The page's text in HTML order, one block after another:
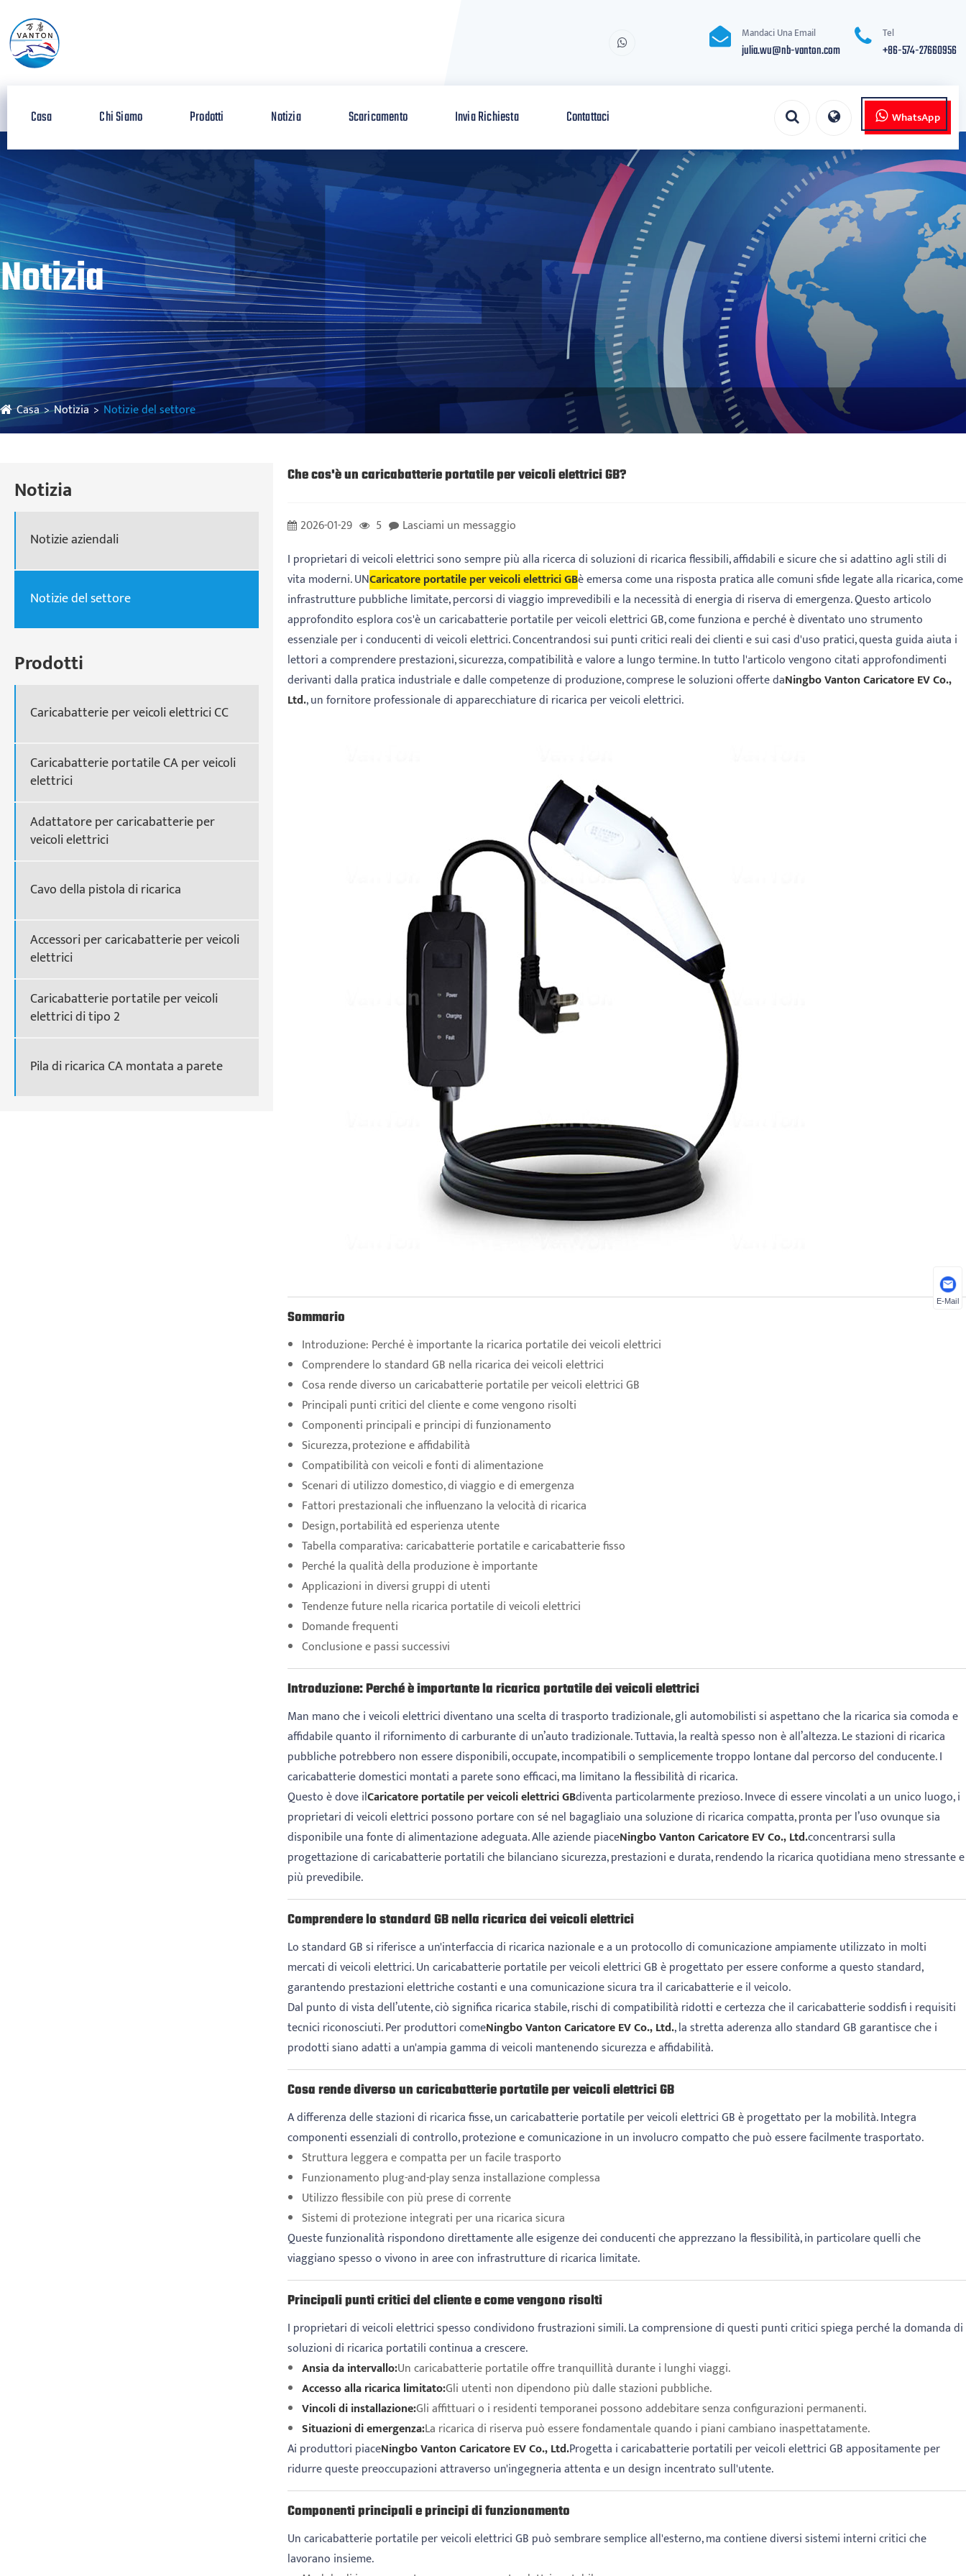
Mandaci Una Email
julia.wu@nb-vanton.com
Tel
+86-574-27660956
Casa Chi Siamo Prodotti Notizia Scaricamento Invia Richiesta Contattaci WhatsApp
Notizia
Casa Notizia Notizie del settore
Notizia
Notizie aziendali
Notizie del settore
Prodotti
Caricabatterie per veicoli elettrici CC
Caricabatterie portatile CA per veicoli
elettrici
Adattatore per caricabatterie per
veicoli elettrici
Cavo della pistola di ricarica
Accessori per caricabatterie per veicoli
elettrici
Caricabatterie portatile per veicoli
elettrici di tipo 2
Pila di ricarica CA montata a parete
Che cos'è un caricabatterie portatile per veicoli elettrici GB?
2026-01-29 5
Lasciami un messaggio
I proprietari di veicoli elettrici sono sempre più alla ricerca di soluzioni di ricarica flessibili, affidabili e sicure che si adattino agli stili di
vita moderni. UNCaricatore portatile per veicoli elettrici GBè emersa come una risposta pratica alle comuni sfide legate alla ricarica, come
infrastrutture pubbliche limitate, percorsi di viaggio imprevedibili e la necessità di energia di riserva di emergenza. Questo articolo
approfondito esplora cos'è un caricabatterie portatile per veicoli elettrici GB, come funziona e perché è diventato uno strumento
essenziale per i conducenti di veicoli elettrici. Concentrandosi sui punti critici reali dei clienti e sui casi d'uso pratici, questa guida aiuta i
lettori a comprendere prestazioni, sicurezza, compatibilità e valore a lungo termine. In tutto l'articolo vengono citati approfondimenti
derivanti dalla pratica industriale e dalle competenze di produzione, comprese le soluzioni offerte daNingbo Vanton Caricatore EV Co.,
Ltd., un fornitore professionale di apparecchiature di ricarica per veicoli elettrici.
Sommario
Introduzione: Perché è importante la ricarica portatile dei veicoli elettrici
Comprendere lo standard GB nella ricarica dei veicoli elettrici
Cosa rende diverso un caricabatterie portatile per veicoli elettrici GB
Principali punti critici del cliente e come vengono risolti
Componenti principali e principi di funzionamento
Sicurezza, protezione e affidabilità
Compatibilità con veicoli e fonti di alimentazione
Scenari di utilizzo domestico, di viaggio e di emergenza
Fattori prestazionali che influenzano la velocità di ricarica
Design, portabilità ed esperienza utente
Tabella comparativa: caricabatterie portatile e caricabatterie fisso
Perché la qualità della produzione è importante
Applicazioni in diversi gruppi di utenti
Tendenze future nella ricarica portatile di veicoli elettrici
Domande frequenti
Conclusione e passi successivi
Introduzione: Perché è importante la ricarica portatile dei veicoli elettrici
Man mano che i veicoli elettrici diventano una scelta di trasporto tradizionale, gli automobilisti si aspettano che la ricarica sia comoda e
affidabile quanto il rifornimento di carburante di un’auto tradizionale. Tuttavia, la realtà spesso non è all’altezza. Le stazioni di ricarica
pubbliche potrebbero non essere disponibili, occupate, incompatibili o semplicemente troppo lontane dal percorso del conducente. I
caricabatterie domestici montati a parete sono efficaci, ma limitano la flessibilità di ricarica.
Questo è dove ilCaricatore portatile per veicoli elettrici GBdiventa particolarmente prezioso. Invece di essere vincolati a un unico luogo, i
proprietari di veicoli elettrici possono portare con sé nel bagagliaio una soluzione di ricarica compatta, pronta per l’uso ovunque sia
disponibile una fonte di alimentazione adeguata. Alle aziende piaceNingbo Vanton Caricatore EV Co., Ltd.concentrarsi sulla
progettazione di caricabatterie portatili che bilanciano sicurezza, prestazioni e durata, rendendo la ricarica quotidiana meno stressante e
più prevedibile.
Comprendere lo standard GB nella ricarica dei veicoli elettrici
Lo standard GB si riferisce a un'interfaccia di ricarica nazionale e a un protocollo di comunicazione ampiamente utilizzato in molti
mercati di veicoli elettrici. Un caricabatterie portatile per veicoli elettrici GB è progettato per essere conforme a questo standard,
garantendo prestazioni elettriche costanti e una comunicazione sicura tra il caricabatterie e il veicolo.
Dal punto di vista dell’utente, ciò significa ricarica stabile, rischi di compatibilità ridotti e certezza che il caricabatterie soddisfi i requisiti
tecnici riconosciuti. Per produttori comeNingbo Vanton Caricatore EV Co., Ltd., la stretta aderenza allo standard GB garantisce che i
prodotti siano adatti a un'ampia gamma di veicoli mantenendo sicurezza e affidabilità.
Cosa rende diverso un caricabatterie portatile per veicoli elettrici GB
A differenza delle stazioni di ricarica fisse, un caricabatterie portatile per veicoli elettrici GB è progettato per la mobilità. Integra
componenti essenziali di controllo, protezione e comunicazione in un involucro compatto che può essere facilmente trasportato.
Struttura leggera e compatta per un facile trasporto
Funzionamento plug-and-play senza installazione complessa
Utilizzo flessibile con più prese di corrente
Sistemi di protezione integrati per una ricarica sicura
Queste funzionalità rispondono direttamente alle esigenze dei conducenti che apprezzano la flessibilità, in particolare quelli che
viaggiano spesso o vivono in aree con infrastrutture di ricarica limitate.
Principali punti critici del cliente e come vengono risolti
I proprietari di veicoli elettrici spesso condividono frustrazioni simili. La comprensione di questi punti critici spiega perché la domanda di
soluzioni di ricarica portatili continua a crescere.
Ansia da intervallo:Un caricabatterie portatile offre tranquillità durante i lunghi viaggi.
Accesso alla ricarica limitato:Gli utenti non dipendono più dalle stazioni pubbliche.
Vincoli di installazione:Gli affittuari o i residenti temporanei possono addebitare senza configurazioni permanenti.
Situazioni di emergenza:La ricarica di riserva può essere fondamentale quando i piani cambiano inaspettatamente.
Ai produttori piaceNingbo Vanton Caricatore EV Co., Ltd.Progetta i caricabatterie portatili per veicoli elettrici GB appositamente per
ridurre queste preoccupazioni attraverso un'ingegneria attenta e un design incentrato sull'utente.
Componenti principali e principi di funzionamento
Un caricabatterie portatile per veicoli elettrici GB può sembrare semplice all'esterno, ma contiene diversi sistemi interni critici che
lavorano insieme.
E-Mail